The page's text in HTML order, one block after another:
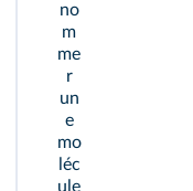
no
m
me
r
un
e
mo
léc
ule